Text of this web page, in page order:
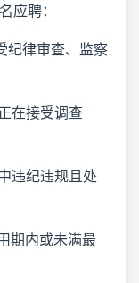
应聘：
纪律审查、监察
在接受调查
违纪违规且处
期内或未满最